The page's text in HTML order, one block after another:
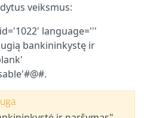
veiksmus:
language='''
bankininkystę ir